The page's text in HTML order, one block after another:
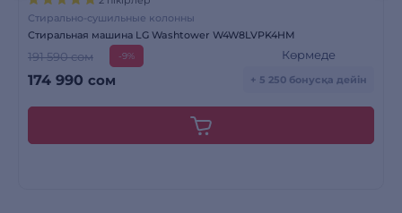
Стирально-сушильные колонны
Стиральная машина LG Washtower W4W8LVPK4HM
191 590 сом -9%
174 990 сом
Көрмеде
+ 5 250 бонусқа дейін